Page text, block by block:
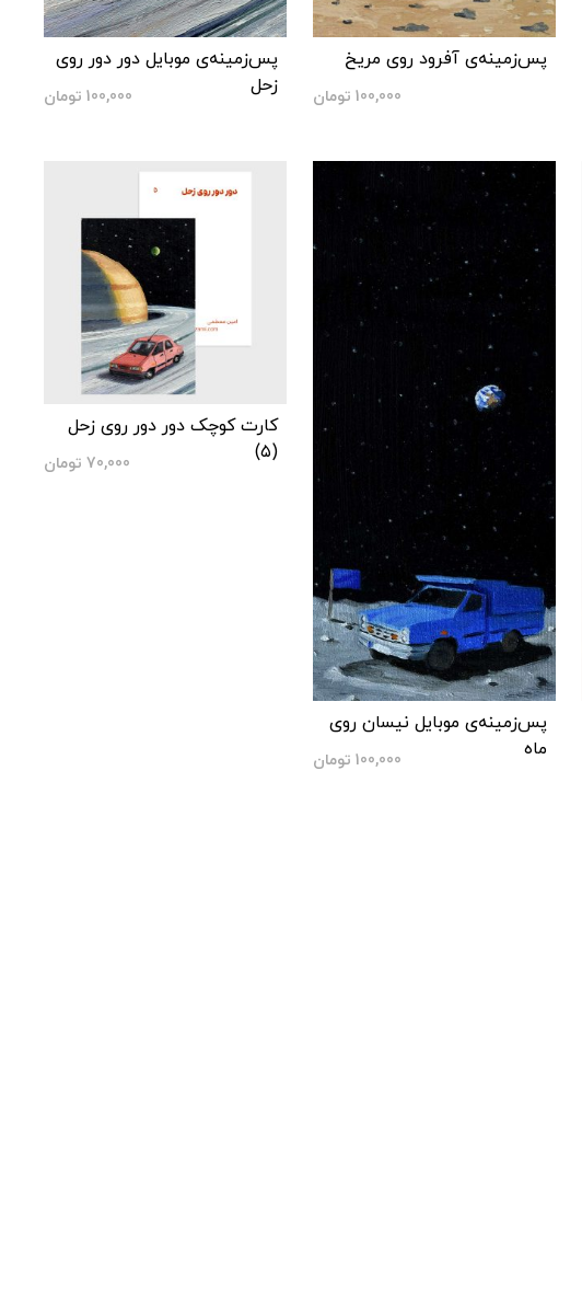
پس‌زمینه‌ی آفرود روی مریخ
100,000 تومان
پس‌زمینه‌ی موبایل دور دور روی
زحل
100,000 تومان
پس‌زمینه‌ی موبایل نیسان روی
ماه
100,000 تومان
کارت کوچک دور دور روی زحل
(۵)
70,000 تومان